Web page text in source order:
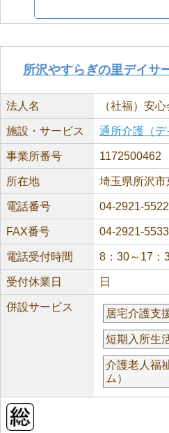
所沢やすらぎの里デイサ
法人名 （社福）安心
施設・サービス 通所介護（デ
事業所番号 1172500462
所在地 埼玉県所沢
電話番号 04-2921-5522
FAX番号 04-2921-5533
電話受付時間 8：30～17：
受付休業日 日
併設サービス
居宅介護支
短期入所生
介護老人福
ム）